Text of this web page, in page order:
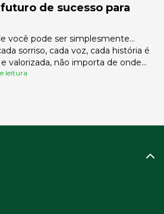
de sucesso para
você pode ser simplesmente…
sorriso, cada voz, cada história é
valorizada, não importa de onde
lugar onde as diferenças não são
leitura